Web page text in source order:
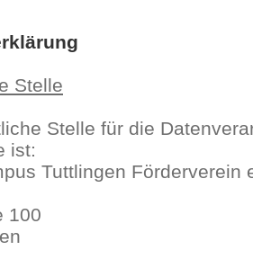
Stelle
Stelle für die
ist:
Tuttlingen Förderverein
100